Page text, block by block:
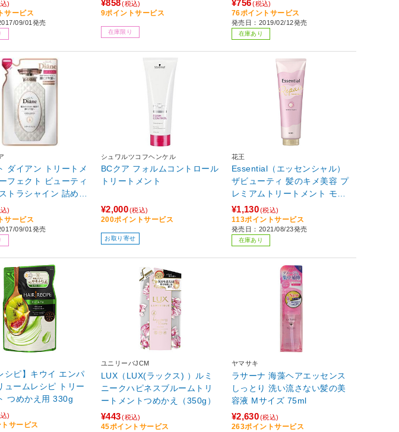
)
サービス
09/01発売
¥858 (税込)
9ポイントサービス
在庫限り
¥756 (税込)
76ポイントサービス
発売日：2019/02/12発売
在庫あり
ダイアン トリートメ
フェクト ビューティ
トラシャイン 詰め
)
サービス
09/01発売
シュワルツコフヘンケル
BCクア フォルムコントロール
トリートメント
¥2,000(税込)
200ポイントサービス
お取り寄せ
花王
Essential（エッセンシャル）
ザビューティ 髪のキメ美容 プ
レミアムトリートメント モイ
ストリペアプレミアム 250g
¥1,130(税込)
113ポイントサービス
発売日：2021/08/23発売
在庫あり
シピ】キウイ エンパ
ュームレシピ トリー
つめかえ用 330g
)
サービス
ユニリーバJCM
LUX（LUX(ラックス) ）ルミ
ニークハピネスブルームトリ
ートメントつめかえ（350g）
¥443 (税込)
45ポイントサービス
ヤマサキ
ラサーナ 海藻ヘアエッセンス
しっとり 洗い流さない髪の美
容液 Mサイズ 75ml
¥2,630(税込)
263ポイントサービス